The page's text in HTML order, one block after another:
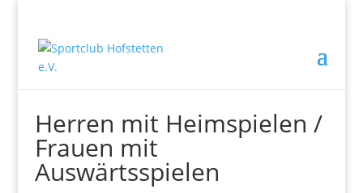
Herren mit Heimspielen /
Frauen mit
Auswärtsspielen